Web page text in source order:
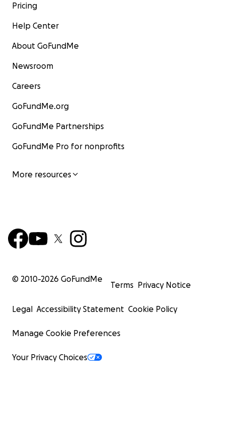
Pricing
Help Center
About GoFundMe
Newsroom
Careers
GoFundMe.org
GoFundMe Partnerships
GoFundMe Pro for nonprofits
More resources
© 2010-2026 GoFundMe
Terms Privacy Notice
Legal Accessibility Statement Cookie Policy
Manage Cookie Preferences
Your Privacy Choices